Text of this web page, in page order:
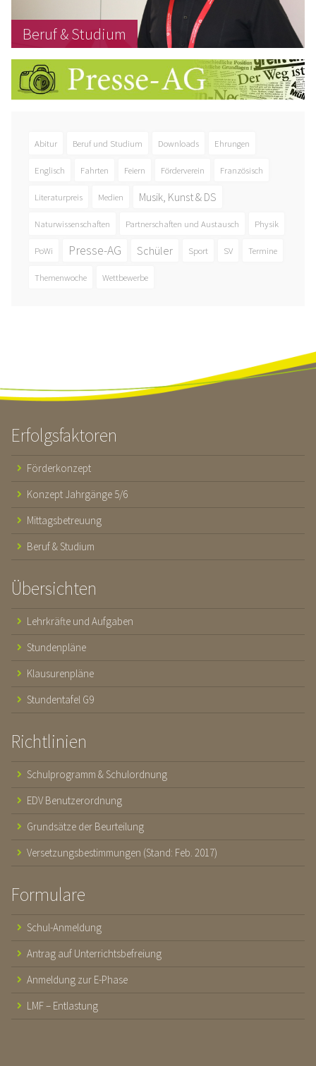
Beruf & Studium
Abitur Beruf und Studium Downloads Ehrungen
Englisch Fahrten Feiern Förderverein Französisch
Literaturpreis Medien Musik, Kunst & DS
Naturwissenschaften Partnerschaften und Austausch Physik
PoWi Presse-AG Schüler Sport SV Termine
Themenwoche Wettbewerbe
Erfolgsfaktoren
Förderkonzept
Konzept Jahrgänge 5/6
Mittagsbetreuung
Beruf & Studium
Übersichten
Lehrkräfte und Aufgaben
Stundenpläne
Klausurenpläne
Stundentafel G9
Richtlinien
Schulprogramm & Schulordnung
EDV Benutzerordnung
Grundsätze der Beurteilung
Versetzungsbestimmungen (Stand: Feb. 2017)
Formulare
Schul-Anmeldung
Antrag auf Unterrichtsbefreiung
Anmeldung zur E-Phase
LMF – Entlastung